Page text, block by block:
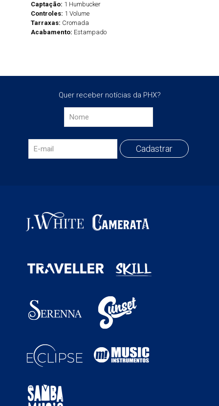
Captação: 1 Humbucker
Controles: 1 Volume
Tarraxas: Cromada
Acabamento: Estampado
Quer receber notícias da PHX?